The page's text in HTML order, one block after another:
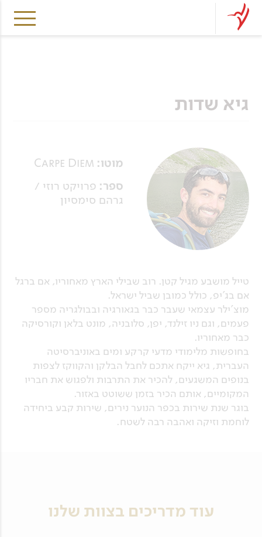
גיא שדות
מוטו: Carpe Diem
ספר: פרויקט רוזי /
גרהם סימסיון
טייל מושבע מגיל קטן. רוב שבילי הארץ מאחוריו, אם ברגל
אם בג'יפ, כולל כמובן שביל ישראל.
מוצ'ילר עצמאי שעבר כבר בגאורגיה ובבולגריה מספר
פעמים, וגם ניו זילנד, יפן, סלובניה, מונט בלאן וקורסיקה
כבר מאחוריו.
בחופשות מלימודי מדעי קרקע ומים באוניברסיטה
העברית, גיא ייקח אתכם לחבל הבלקן והקווקז לצפות
בנופים המשגעים, להכיר את התרבות ולפגוש את חבריו
המקומיים, אותם הכיר בזמן ששוטט באזור.
בוגר שנת שירות בכפר הנוער נירים, שירות קבע ביחידה
לוחמת וזיקה ואהבה רבה לשטח.
עוד מדריכים בצוות שלנו